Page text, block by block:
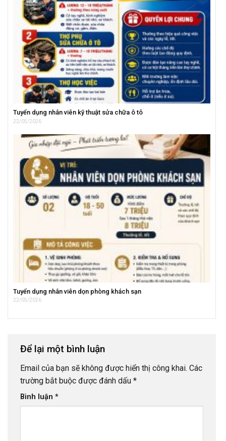
Tuyển dụng nhân viên kỹ thuật sửa chữa ô tô
22/05/2026
Tuyển dụng nhân viên dọn phòng khách sạn
22/05/2026
Để lại một bình luận
Email của bạn sẽ không được hiển thị công khai. Các
trường bắt buộc được đánh dấu *
Bình luận *